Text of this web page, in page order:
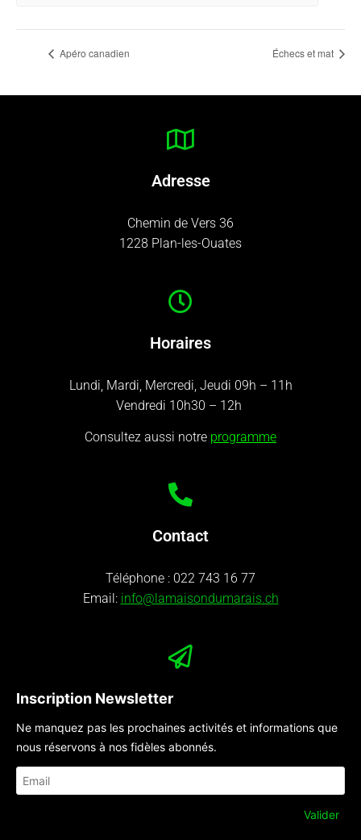
Apéro canadien Échecs et mat
Adresse
Chemin de Vers 36
1228 Plan-les-Ouates
Horaires
Lundi, Mardi, Mercredi, Jeudi 09h – 11h
Vendredi 10h30 – 12h
Consultez aussi notre programme
Contact
Téléphone : 022 743 16 77
Email: info@lamaisondumarais.ch
Inscription Newsletter
Ne manquez pas les prochaines activités et informations que
nous réservons à nos fidèles abonnés.